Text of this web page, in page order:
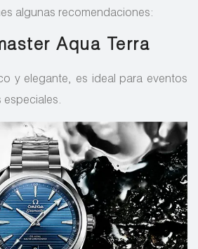
algunas recomendaciones:
Aqua Terra
y elegante, es ideal para eventos
especiales.